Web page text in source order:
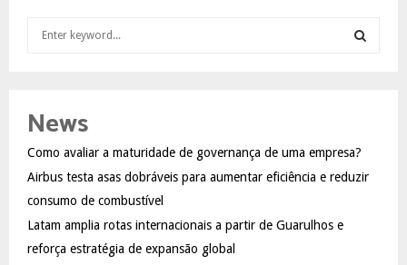
h
o
r
:
R
News
Como avaliar a maturidade de governança de uma empresa?
Airbus testa asas dobráveis para aumentar eficiência e reduzir
consumo de combustível
Latam amplia rotas internacionais a partir de Guarulhos e
reforça estratégia de expansão global